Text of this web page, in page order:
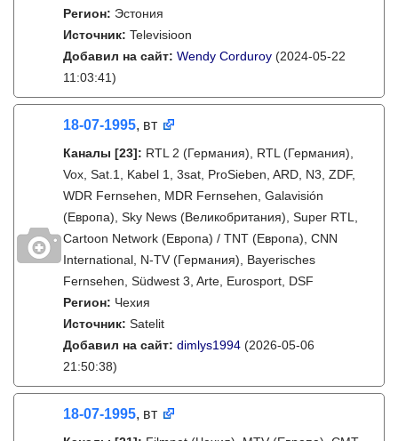
Регион: Эстония
Источник: Televisioon
Добавил на сайт: Wendy Corduroy (2024-05-22
11:03:41)
18-07-1995, вт
Каналы [23]: RTL 2 (Германия), RTL (Германия),
Vox, Sat.1, Kabel 1, 3sat, ProSieben, ARD, N3, ZDF,
WDR Fernsehen, MDR Fernsehen, Galavisión
(Европа), Sky News (Великобритания), Super RTL,
Cartoon Network (Европа) / TNT (Европа), CNN
International, N-TV (Германия), Bayerisches
Fernsehen, Südwest 3, Arte, Eurosport, DSF
Регион: Чехия
Источник: Satelit
Добавил на сайт: dimlys1994 (2026-05-06
21:50:38)
18-07-1995, вт